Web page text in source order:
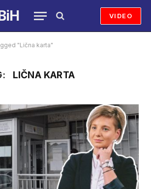
VIDEO
"Lična karta"
LIČNA KARTA